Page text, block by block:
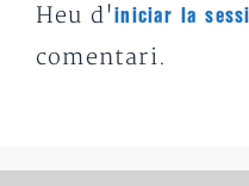
Heu d'iniciar la
comentari.